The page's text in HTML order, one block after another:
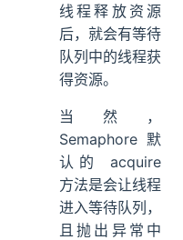
线程释放资源
后，就会有等待
队列中的线程获
得资源。
当然，
Semaphore 默
认的 acquire
方法是会让线程
进入等待队列，
且抛出异常中